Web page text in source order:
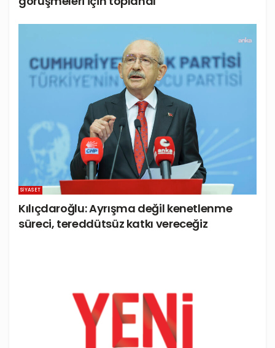
SIYASET
Kılıçdaroğlu: Ayrışma değil kenetlenme
süreci, tereddütsüz katkı vereceğiz